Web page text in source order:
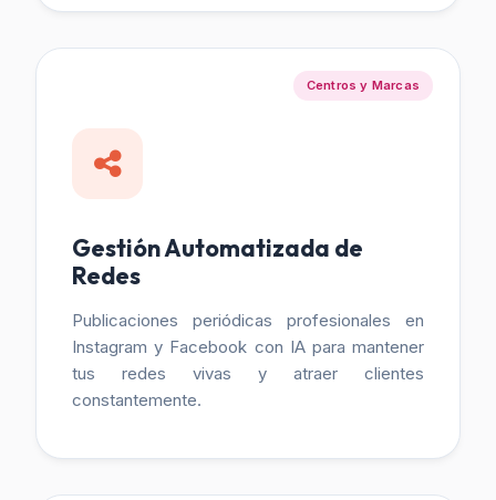
Centros y Marcas
Gestión Automatizada de
Redes
Publicaciones periódicas profesionales en
Instagram y Facebook con IA para mantener
tus redes vivas y atraer clientes
constantemente.